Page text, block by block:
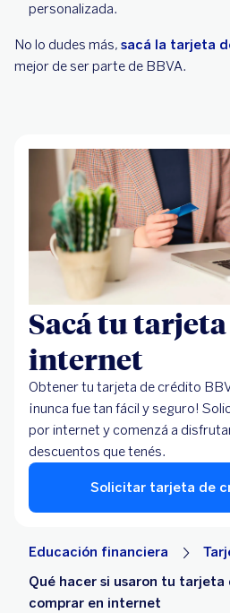
personalizada.
No lo dudes más, sacá la tarjeta
mejor de ser parte de BBVA.
Sacá tu
internet
Obtener tu tarjeta de crédito
¡nunca fue tan fácil y seguro!
por internet y comenzá a
descuentos que tenés.
Solicitar tarjeta de
Educación financiera
Qué hacer si usaron tu
comprar en internet